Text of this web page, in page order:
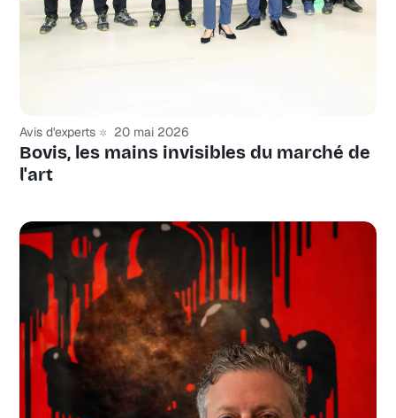
Avis d'experts 20 mai 2026
Bovis, les mains invisibles du marché de
l'art